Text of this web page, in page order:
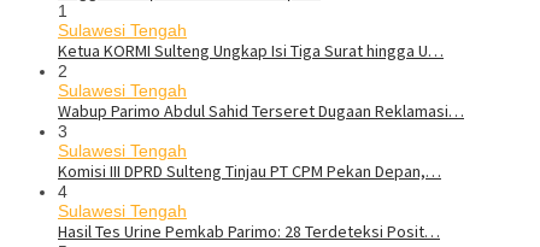
1
Sulawesi Tengah
Ketua KORMI Sulteng Ungkap Isi Tiga Surat hingga U…
2
Sulawesi Tengah
Wabup Parimo Abdul Sahid Terseret Dugaan Reklamasi…
3
Sulawesi Tengah
Komisi III DPRD Sulteng Tinjau PT CPM Pekan Depan,…
4
Sulawesi Tengah
Hasil Tes Urine Pemkab Parimo: 28 Terdeteksi Posit…